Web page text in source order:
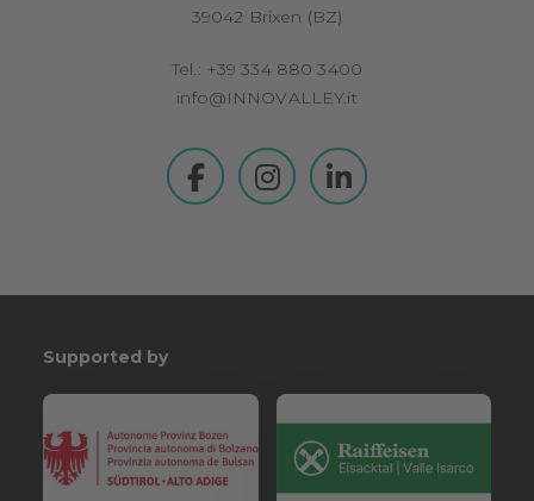
39042 Brixen (BZ)
Tel.: +39 334 880 3400
info@INNOVALLEY.it
Supported by